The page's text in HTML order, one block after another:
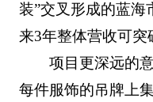
装”交叉形成的蓝海
来3年整体营收可突
项目更深远的
每件服饰的吊牌上